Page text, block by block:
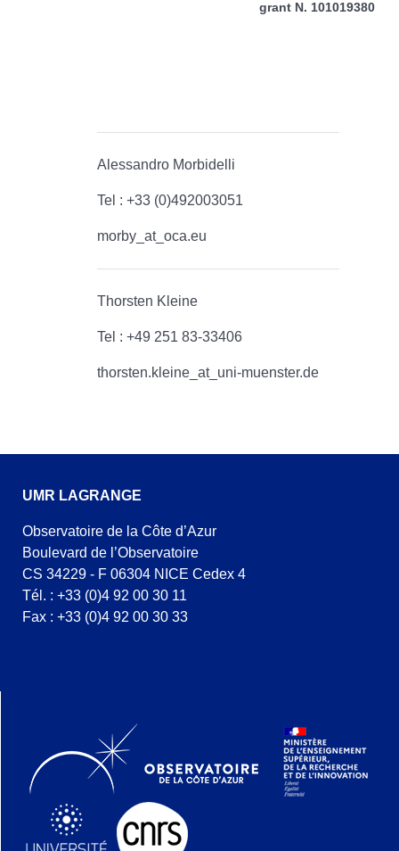
grant N. 101019380
Alessandro Morbidelli
Tel : +33 (0)492003051
morby_at_oca.eu
Thorsten Kleine
Tel : +49 251 83-33406
thorsten.kleine_at_uni-muenster.de
UMR LAGRANGE
Observatoire de la Côte d’Azur
Boulevard de l’Observatoire
CS 34229 - F 06304 NICE Cedex 4
Tél. : +33 (0)4 92 00 30 11
Fax : +33 (0)4 92 00 30 33